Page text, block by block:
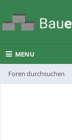
MENU
Foren durchsuchen